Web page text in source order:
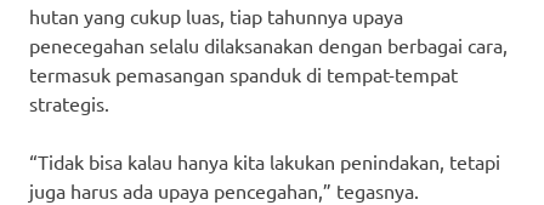
hutan yang cukup luas, tiap tahunnya upaya
penecegahan selalu dilaksanakan dengan berbagai cara,
termasuk pemasangan spanduk di tempat-tempat
strategis.
“Tidak bisa kalau hanya kita lakukan penindakan, tetapi
juga harus ada upaya pencegahan,” tegasnya.